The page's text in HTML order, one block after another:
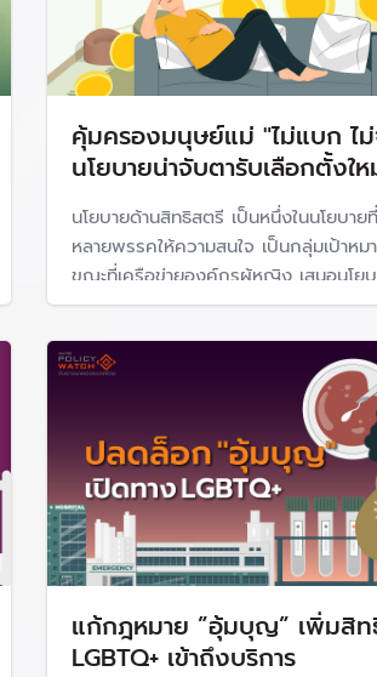
มเป็นไปได้เพื่อส่งเสริม
กังวลที่สุดคือ ‘เศรษฐกิจและสังคม’จึงมีความ
ด้หรือไม่?
เจริญพันธุ์ทางการแพทย์ พ.ศ. 2558
นอุดหนุนเพื่อการเลี้ยงดูเด็กแรกเกิด พ.ศ
าอนามัยการเจริญพันธุ์แห่งชาติ ฉบับที่ 2 (พ.
episodes/97340
คุ้มครองมนุษย์แม่ "ไม่แบก ไ
นโยบายน่าจับตารับเลือกตั้งใ
นโยบายด้านสิทธิสตรี เป็นหนึ่งในนโยบาย
หลายพรรคให้ความสนใจ เป็นกลุ่มเป้าห
ขณะที่เครือข่ายองค์กรผู้หญิง เสนอนโย
หญิงไม่แบก ไม่จม" จัดสวัสดิการคุ้มครอ
มีพรรคการเมืองขานรับข้อเสนอในสนามเ
แก้กฎหมาย ”อุ้มบุญ” เพิ่มสิ
LGBTQ+ เข้าถึงบริการ